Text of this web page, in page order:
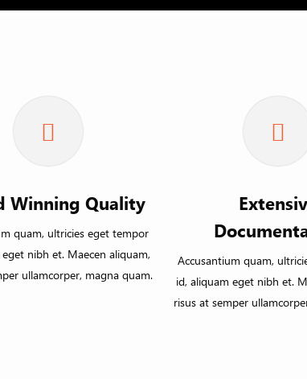
Winning Quality
quam, ultricies eget tempor
nibh et. Maecen aliquam,
ullamcorper, magna quam.
Accusantium quam,
id, aliquam eget nibh et.
risus at semper